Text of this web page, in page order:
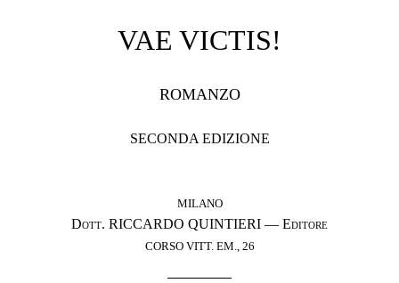
VAE VICTIS!
ROMANZO
SECONDA EDIZIONE
MILANO
Dott. RICCARDO QUINTIERI — Editore
CORSO VITT. EM., 26